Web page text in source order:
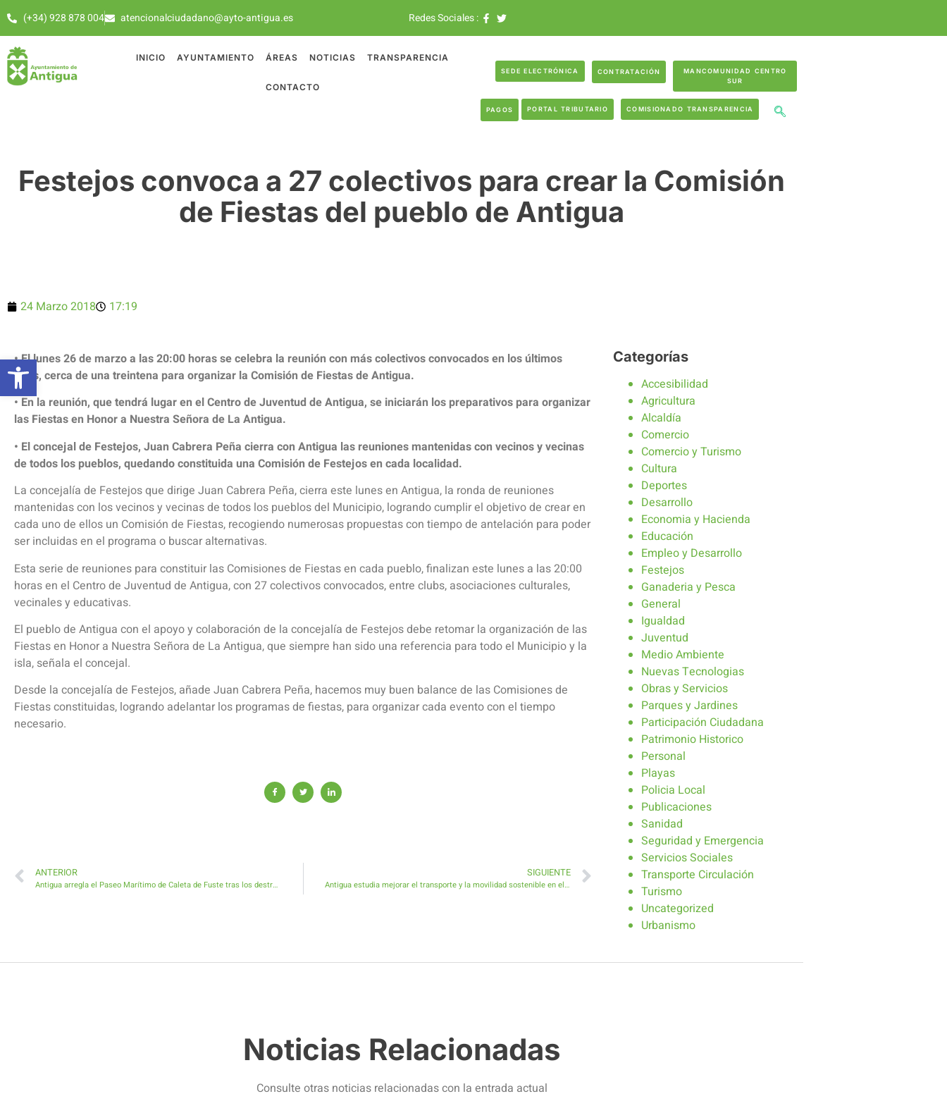
(+34) 928 878 004 atencionalciudadano@ayto-antigua.es Redes Sociales :
INICIO AYUNTAMIENTO ÁREAS NOTICIAS TRANSPARENCIA
CONTACTO
SEDE ELECTRÓNICA CONTRATACIÓN
MANCOMUNIDAD CENTRO
SUR
PAGOS PORTAL TRIBUTARIO COMISIONADO TRANSPARENCIA
Festejos convoca a 27 colectivos para crear la Comisión
de Fiestas del pueblo de Antigua
24 Marzo 2018 17:19
• El lunes 26 de marzo a las 20:00 horas se celebra la reunión con más colectivos convocados en los últimos
años, cerca de una treintena para organizar la Comisión de Fiestas de Antigua.
• En la reunión, que tendrá lugar en el Centro de Juventud de Antigua, se iniciarán los preparativos para organizar
las Fiestas en Honor a Nuestra Señora de La Antigua.
• El concejal de Festejos, Juan Cabrera Peña cierra con Antigua las reuniones mantenidas con vecinos y vecinas
de todos los pueblos, quedando constituida una Comisión de Festejos en cada localidad.
La concejalía de Festejos que dirige Juan Cabrera Peña, cierra este lunes en Antigua, la ronda de reuniones
mantenidas con los vecinos y vecinas de todos los pueblos del Municipio, logrando cumplir el objetivo de crear en
cada uno de ellos un Comisión de Fiestas, recogiendo numerosas propuestas con tiempo de antelación para poder
ser incluidas en el programa o buscar alternativas.
Esta serie de reuniones para constituir las Comisiones de Fiestas en cada pueblo, finalizan este lunes a las 20:00
horas en el Centro de Juventud de Antigua, con 27 colectivos convocados, entre clubs, asociaciones culturales,
vecinales y educativas.
El pueblo de Antigua con el apoyo y colaboración de la concejalía de Festejos debe retomar la organización de las
Fiestas en Honor a Nuestra Señora de La Antigua, que siempre han sido una referencia para todo el Municipio y la
isla, señala el concejal.
Desde la concejalía de Festejos, añade Juan Cabrera Peña, hacemos muy buen balance de las Comisiones de
Fiestas constituidas, logrando adelantar los programas de fiestas, para organizar cada evento con el tiempo
necesario.
ANTERIOR
Antigua arregla el Paseo Marítimo de Caleta de Fuste tras los destrozos provocados por el pasado temporal de mar
SIGUIENTE
Antigua estudia mejorar el transporte y la movilidad sostenible en el Municipio
Categorías
Accesibilidad
Agricultura
Alcaldía
Comercio
Comercio y Turismo
Cultura
Deportes
Desarrollo
Economia y Hacienda
Educación
Empleo y Desarrollo
Festejos
Ganaderia y Pesca
General
Igualdad
Juventud
Medio Ambiente
Nuevas Tecnologias
Obras y Servicios
Parques y Jardines
Participación Ciudadana
Patrimonio Historico
Personal
Playas
Policia Local
Publicaciones
Sanidad
Seguridad y Emergencia
Servicios Sociales
Transporte Circulación
Turismo
Uncategorized
Urbanismo
Noticias Relacionadas
Consulte otras noticias relacionadas con la entrada actual
Abrir barra de herramientas